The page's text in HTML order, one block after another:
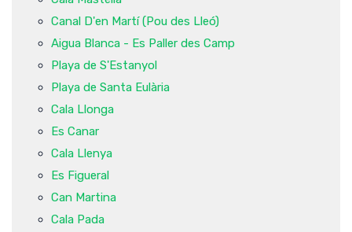
Canal D'en Martí (Pou des Lleó)
Aigua Blanca - Es Paller des Camp
Playa de S'Estanyol
Playa de Santa Eulària
Cala Llonga
Es Canar
Cala Llenya
Es Figueral
Can Martina
Cala Pada